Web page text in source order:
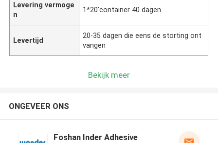
Levering vermoge
n
1*20'container 40 dagen
Levertijd
20-35 dagen die eens de storting ont
vangen
Bekijk meer
ONGEVEER ONS
Foshan Inder Adhesive